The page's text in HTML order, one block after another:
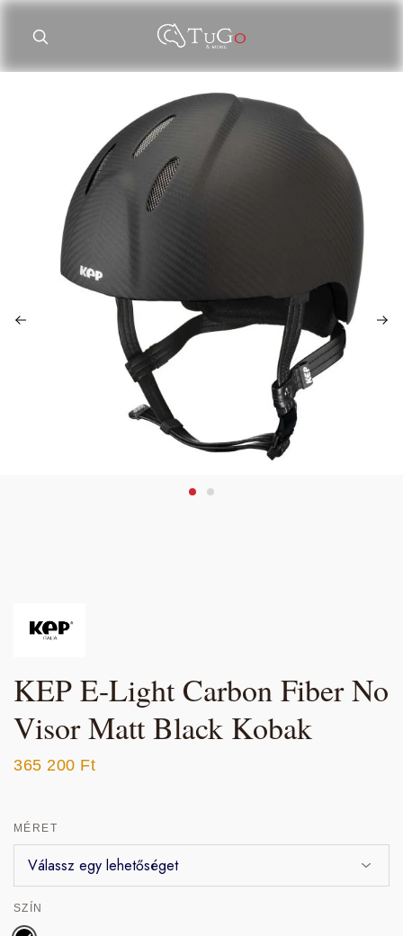
KEP E-Light Carbon Fiber No
Visor Matt Black Kobak
365 200 Ft
MÉRET
SZÍN